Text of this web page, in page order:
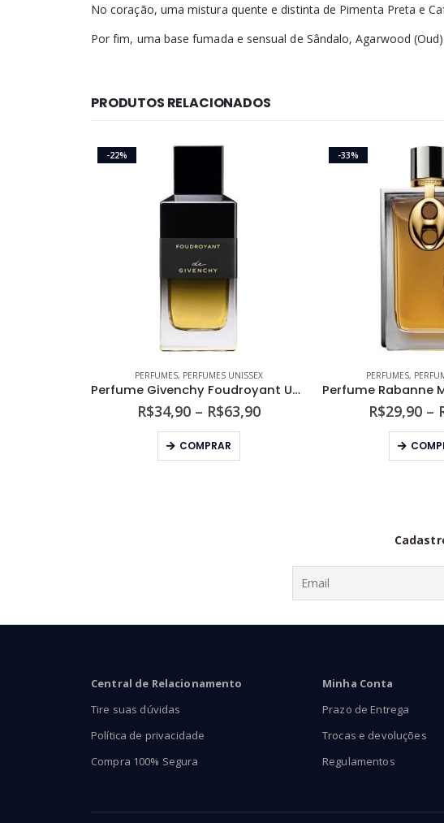
No coração, uma mistura quente e distinta de Pimenta Preta e
Por fim, uma base fumada e sensual de Sândalo, Agarwood
PRODUTOS RELACIONADOS
-22%
PERFUMES, PERFUMES UNISSEX
Perfume Givenchy Foudroyant Unissex Eau de Parfum Intense
R$34,90 – R$63,90Faixa
COMPRAR
Este produto tem várias variantes. As opções podem ser escolhidas na página do produto
-33%
PERFUMES,
R$29,90 –
Central de Relacionamento
Tire suas dúvidas
Política de privacidade
Compra 100% Segura
Minha Conta
Prazo de Entrega
Trocas e devoluções
Regulamentos